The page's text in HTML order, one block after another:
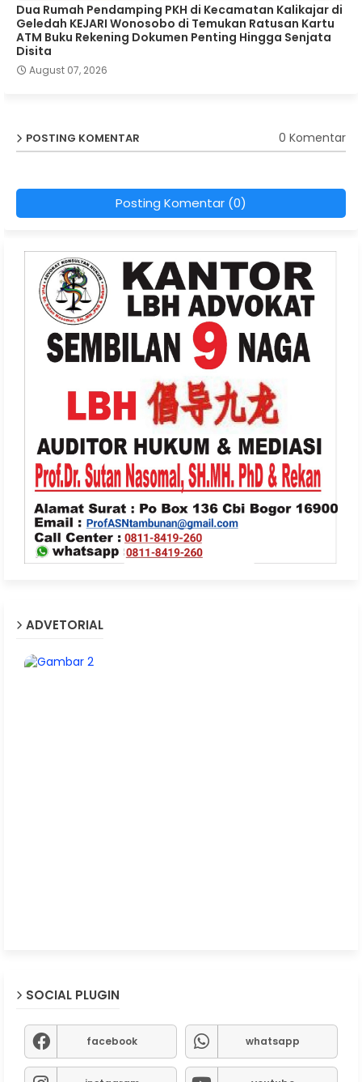
Dua Rumah Pendamping PKH di Kecamatan Kalikajar di
Geledah KEJARI Wonosobo di Temukan Ratusan Kartu
ATM Buku Rekening Dokumen Penting Hingga Senjata
Disita
August 07, 2026
POSTING KOMENTAR 0 Komentar
Posting Komentar (0)
ADVETORIAL
SOCIAL PLUGIN
facebook whatsapp